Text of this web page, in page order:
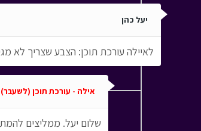
יעל כהן
לאיילה עורכת תוכן: הצבע שצריך לא
אילה - עורכת תוכן (לשעבר)
שלום יעל. ממליצים